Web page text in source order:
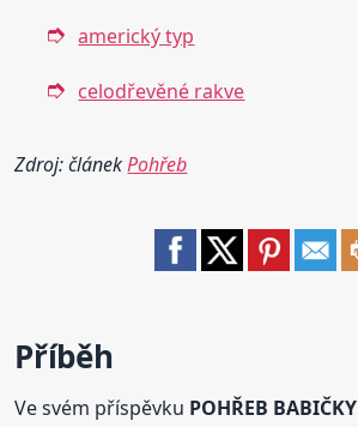
americký typ
celodřevěné rakve
Zdroj: článekPohřeb
Příběh
Ve svém příspěvku POHŘEB BABIČKY